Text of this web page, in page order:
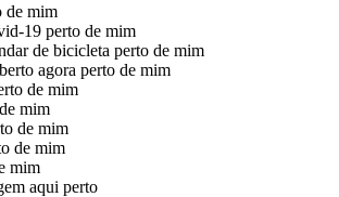
de mim
19 perto de mim
de bicicleta perto de mim
agora perto de mim
de mim
mim
de mim
de mim
mim
aqui perto